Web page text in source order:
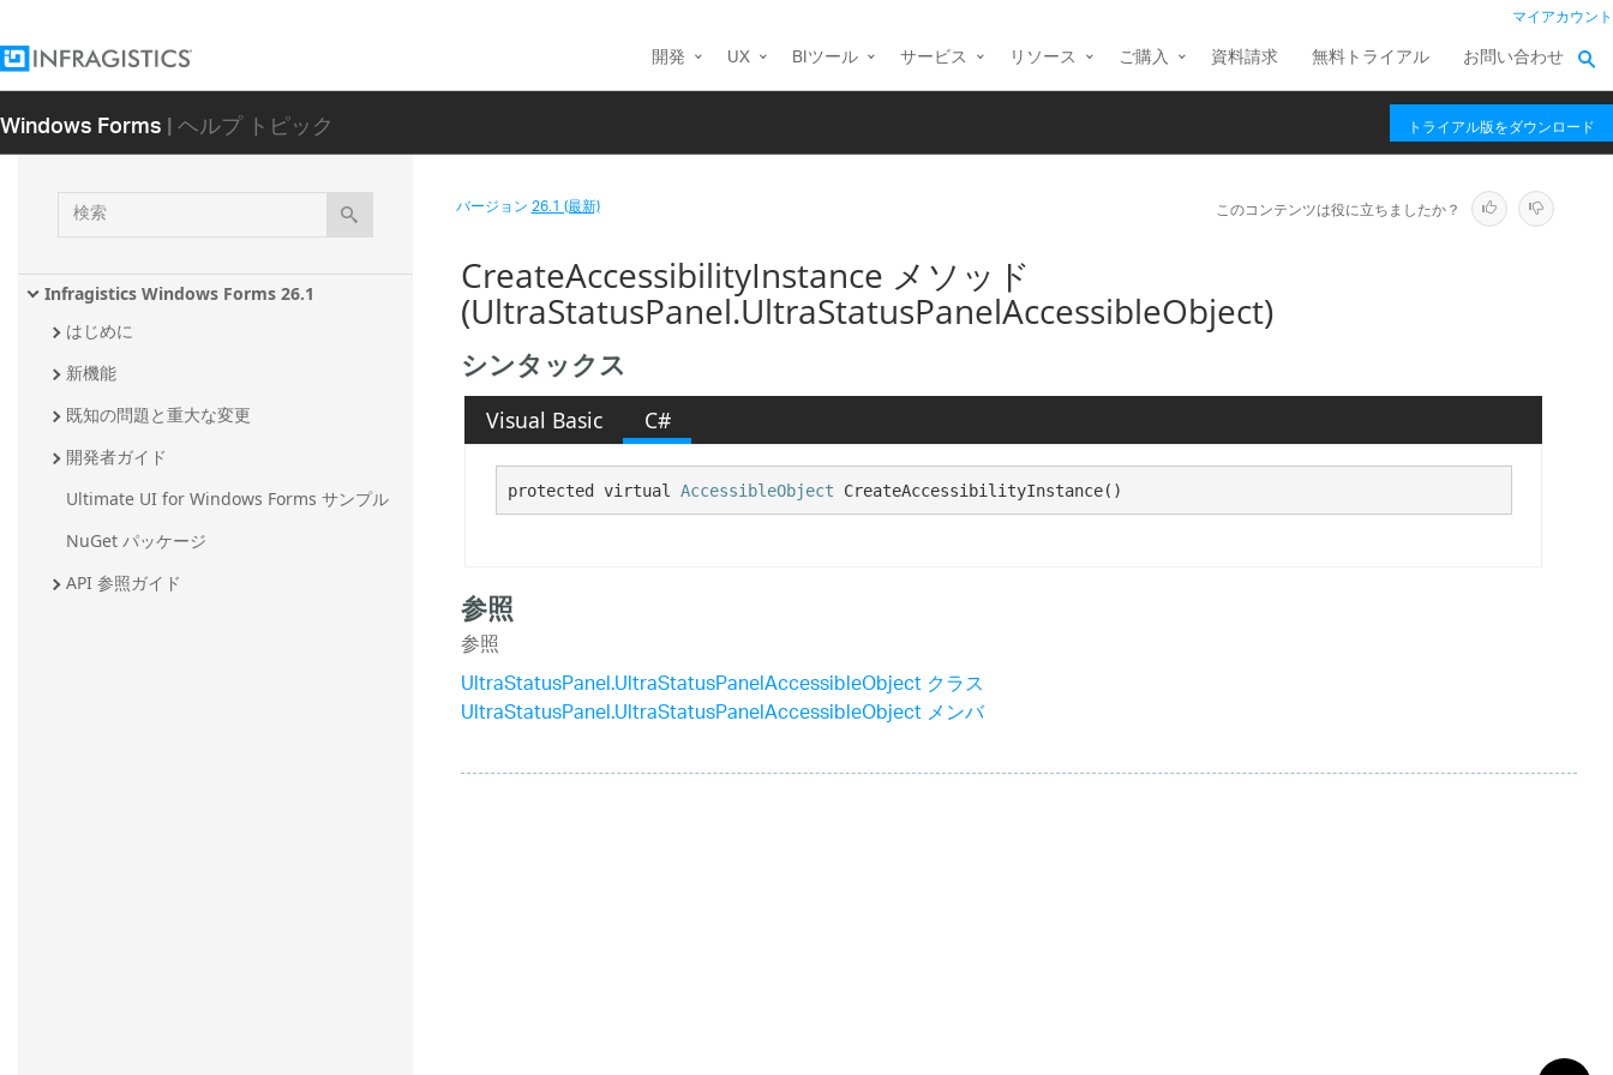
マイアカウント
開発 UX BIツール サービス リソース ご購入 資料請求 無料トライアル お問い合わせ
Windows Forms| ヘルプ トピック トライアル版をダウンロード
検
索
Infragistics Windows Forms 26.1
はじめに
新機能
既知の問題と重大な変更
開発者ガイド
Ultimate UI for Windows Forms サンプル
NuGet パッケージ
API 参照ガイド
バージョン26.1 (最新) このコンテンツは役に立ちましたか？
CreateAccessibilityInstance メソッド
(UltraStatusPanel.UltraStatusPanelAccessibleObject)
シンタックス
Visual Basic C#
protected virtual AccessibleObject CreateAccessibilityInstance()
参照
参照
UltraStatusPanel.UltraStatusPanelAccessibleObject クラス
UltraStatusPanel.UltraStatusPanelAccessibleObject メンバ